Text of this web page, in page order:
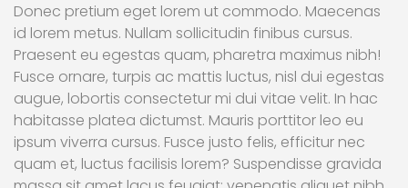
Donec pretium eget lorem ut commodo. Maecenas
id lorem metus. Nullam sollicitudin finibus cursus.
Praesent eu egestas quam, pharetra maximus nibh!
Fusce ornare, turpis ac mattis luctus, nisl dui egestas
augue, lobortis consectetur mi dui vitae velit. In hac
habitasse platea dictumst. Mauris porttitor leo eu
ipsum viverra cursus. Fusce justo felis, efficitur nec
quam et, luctus facilisis lorem? Suspendisse gravida